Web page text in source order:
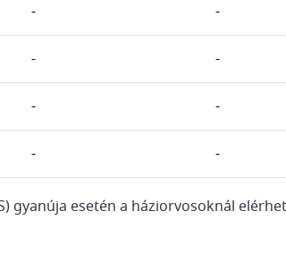
- -
- -
- -
- -
gyanúja esetén a háziorvosoknál